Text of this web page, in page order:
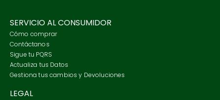
SERVICIO AL CONSUMIDOR
Cómo comprar
Contáctanos
Sigue tu PQRS
Actualiza tus Datos
Gestiona tus cambios y Devoluciones
LEGAL